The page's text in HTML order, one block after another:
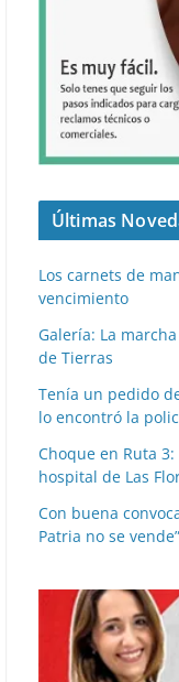
Últimas
Los carnets de
vencimiento
Galería: La
de Tierras
Tenía un pedido
lo encontró la
Choque en Ruta
hospital de Las
Con buena
Patria no se vende”